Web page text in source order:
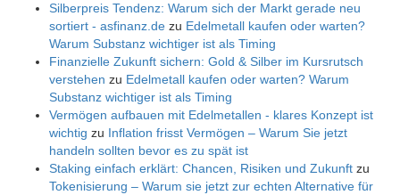
Silberpreis Tendenz: Warum sich der Markt gerade neu
sortiert - asfinanz.de zu Edelmetall kaufen oder warten?
Warum Substanz wichtiger ist als Timing
Finanzielle Zukunft sichern: Gold & Silber im Kursrutsch
verstehen zu Edelmetall kaufen oder warten? Warum
Substanz wichtiger ist als Timing
Vermögen aufbauen mit Edelmetallen - klares Konzept ist
wichtig zu Inflation frisst Vermögen – Warum Sie jetzt
handeln sollten bevor es zu spät ist
Staking einfach erklärt: Chancen, Risiken und Zukunft zu
Tokenisierung – Warum sie jetzt zur echten Alternative für